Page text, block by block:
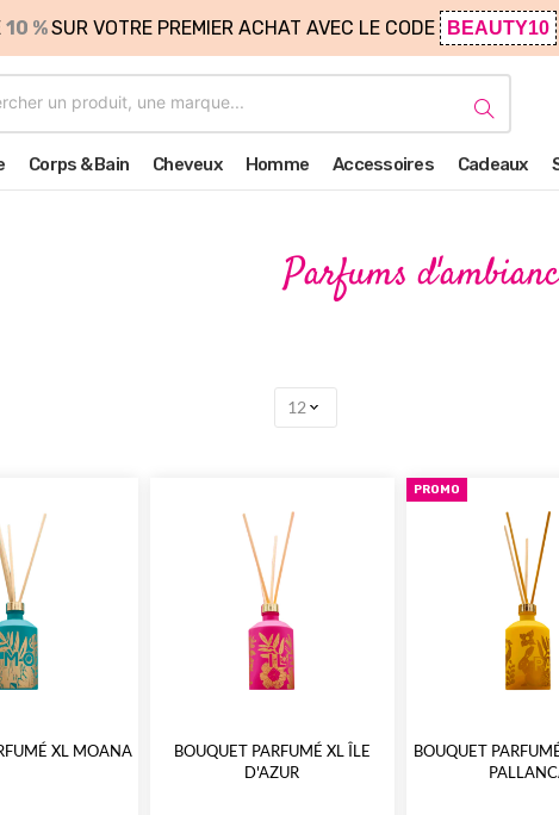
10 %SUR VOTRE PREMIER ACHAT AVEC LE CODE BEAUTY10
Corps & Bain Cheveux Homme Accessoires Cadeaux
Parfums
XL MOANA
BOUQUET PARFUMÉ XL ÎLE
D'AZUR
PROMO
BOUQUET